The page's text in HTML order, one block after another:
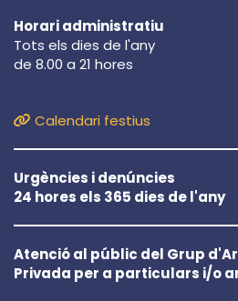
Horari administratiu
Tots els dies de l'any
de 8.00 a 21 hores
Calendari festius
Urgències i denúncies
24 hores els 365 dies de l'any
Atenció al públic del Grup
Privada per a particulars i/o